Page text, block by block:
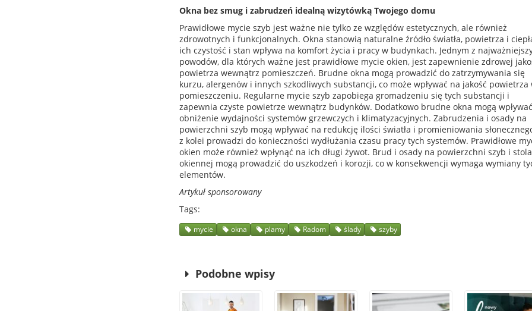
Okna bez smug i zabrudzeń idealną wizytówką Twojego domu
Prawidłowe mycie szyb jest ważne nie tylko ze względów estetycznych, ale również
zdrowotnych i funkcjonalnych. Okna stanowią naturalne źródło światła, powietrza i
ich czystość i stan wpływa na komfort życia i pracy w budynkach. Jednym z
powodów, dla których ważne jest prawidłowe mycie okien, jest zapewnienie zdrowej
powietrza wewnątrz pomieszczeń. Brudne okna mogą prowadzić do zatrzymywania się
kurzu, alergenów i innych szkodliwych substancji, co może wpływać na jakość powietrza
pomieszczeniu. Regularne mycie szyb zapobiega gromadzeniu się tych substancji i
zapewnia czyste powietrze wewnątrz budynków. Dodatkowo brudne okna mogą
obniżenie wydajności systemów grzewczych i klimatyzacyjnych. Zabrudzenia i osady na
powierzchni szyb mogą wpływać na redukcję ilości światła i promieniowania
z kolei prowadzi do konieczności wydłużania czasu pracy tych systemów. Prawidłowe
okien może również wpłynąć na ich długi żywot. Brud i osady na powierzchni szyb i
okiennej mogą prowadzić do uszkodzeń i korozji, co w konsekwencji wymaga wymiany
elementów.
Artykuł sponsorowany
Tags
mycie okna plamy Radom ślady szyby
Podobne wpisy